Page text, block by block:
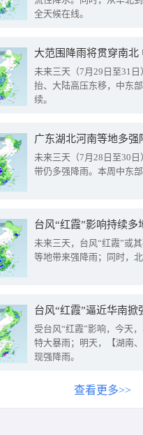
全天候在线。
大范围降雨将贯穿南
未来三天（7月29日至31
抬、大陆高压东移，中东
续。
广东湖北河南等地多
未来三天（7月28日至30
带仍多强降雨。本周中东
台风“红霞”影响持续
未来三天，台风“红霞”或
等地带来强降雨；同时，
台风“红霞”逼近华南
受台风“红霞”影响，今天
特大暴雨；明天，【湖南
现强降雨。
查看更多>>